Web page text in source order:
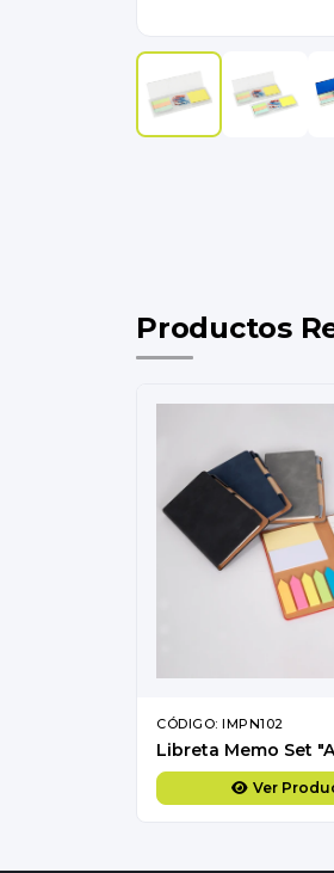
Productos
CÓDIGO: IMPN102
Ver